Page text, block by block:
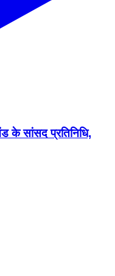
के सांसद प्रतिनिधि,